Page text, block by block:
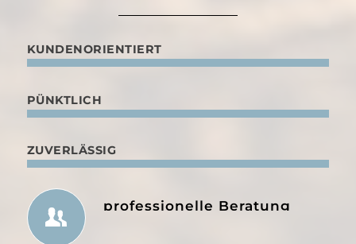
KUNDENORIENTIERT
PÜNKTLICH
ZUVERLÄSSIG
professionelle Beratung